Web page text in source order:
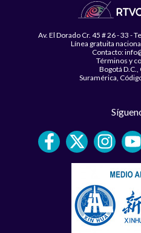
Av. El Dorado Cr. 45 # 26 - 33 -
Línea gratuita
Contacto:
Términos y
Bogotá D.C.,
Suramérica,